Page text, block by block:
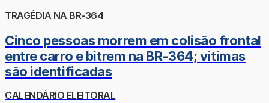
TRAGÉDIA NA BR-364
Cinco pessoas morrem em colisão frontal
entre carro e bitrem na BR-364; vítimas
são identificadas
CALENDÁRIO ELEITORAL